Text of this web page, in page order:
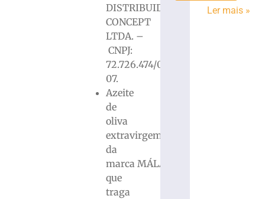
DISTRIBUIDORA
CONCEPT
LTDA. –
CNPJ:
72.726.474/0002-
07.
Azeite
de
oliva
extravirgem
da
marca MÁLAGA,
que
traga
Ler mais »